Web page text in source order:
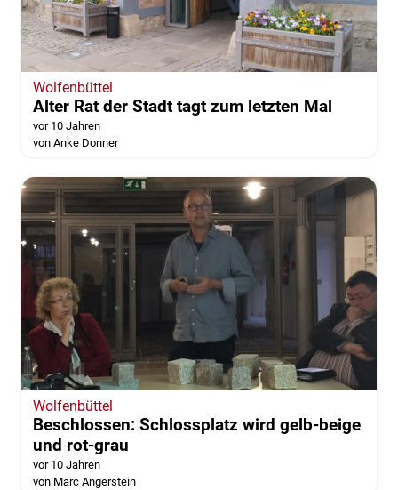
Wolfenbüttel
Alter Rat der Stadt tagt zum letzten Mal
vor 10 Jahren
von Anke Donner
Wolfenbüttel
Beschlossen: Schlossplatz wird gelb-beige
und rot-grau
vor 10 Jahren
von Marc Angerstein